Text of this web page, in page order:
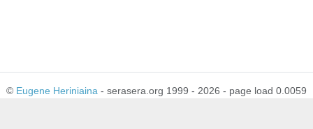
© Eugene Heriniaina - serasera.org 1999 - 2026 - page load 0.0059